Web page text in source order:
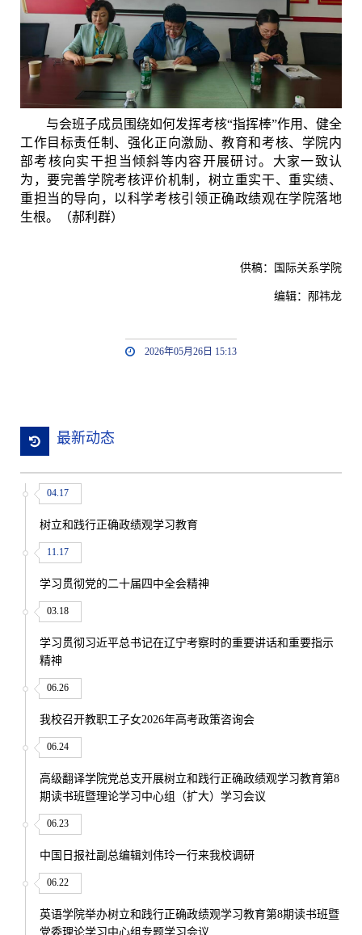
与会班子成员围绕如何发挥考核“指挥棒”作用、健全
工作目标责任制、强化正向激励、教育和考核、学院内
部考核向实干担当倾斜等内容开展研讨。大家一致认
为，要完善学院考核评价机制，树立重实干、重实绩、
重担当的导向，以科学考核引领正确政绩观在学院落地
生根。（郝利群）
供稿：国际关系学院
编辑：邴祎龙
2026年05月26日 15:13
最新动态
04.17
树立和践行正确政绩观学习教育
11.17
学习贯彻党的二十届四中全会精神
03.18
学习贯彻习近平总书记在辽宁考察时的重要讲话和重要指示
精神
06.26
我校召开教职工子女2026年高考政策咨询会
06.24
高级翻译学院党总支开展树立和践行正确政绩观学习教育第8
期读书班暨理论学习中心组（扩大）学习会议
06.23
中国日报社副总编辑刘伟玲一行来我校调研
06.22
英语学院举办树立和践行正确政绩观学习教育第8期读书班暨
党委理论学习中心组专题学习会议